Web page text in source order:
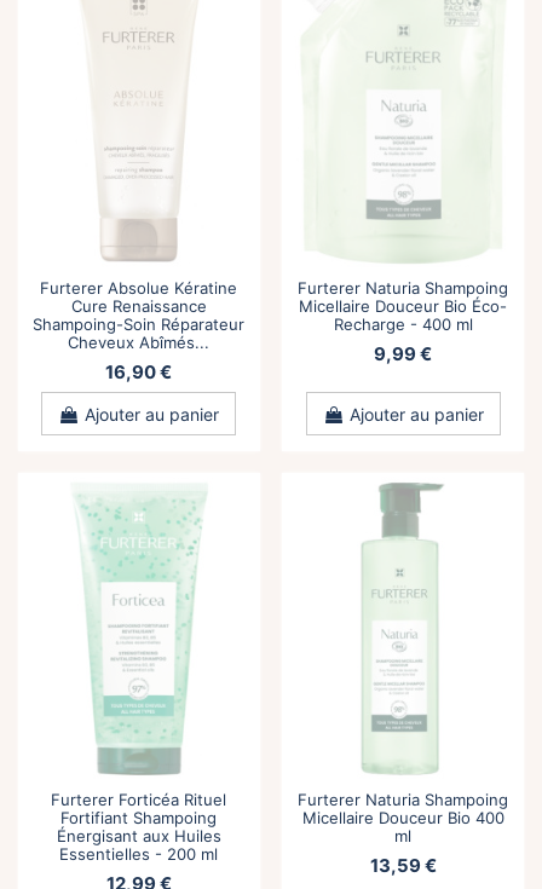
Furterer Absolue Kératine
Cure Renaissance
Shampoing-Soin Réparateur
Cheveux Abîmés...
16,90 €
Ajouter au panier
Furterer Naturia Shampoing
Micellaire Douceur Bio Éco-
Recharge - 400 ml
9,99 €
Ajouter au panier
Furterer Forticéa Rituel
Fortifiant Shampoing
Énergisant aux Huiles
Essentielles - 200 ml
12,99 €
Furterer Naturia Shampoing
Micellaire Douceur Bio 400
ml
13,59 €